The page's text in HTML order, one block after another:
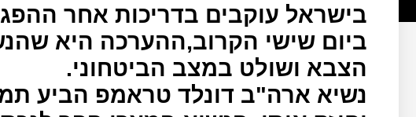
בישראל עוקבים בדריכות אחר
ביום שישי הקרוב,ההערכה היא
הצבא ושולט במצב הביטחוני.
נשיא ארה"ב דונלד טראמפ הביע